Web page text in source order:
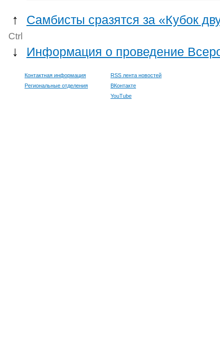
↑ Самбисты сразятся за «Кубок
Ctrl
↓ Информация о проведение
Контактная информация
Региональные отделения
RSS лента новостей
ВКонтакте
YouTube